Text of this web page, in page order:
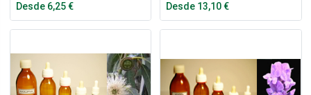
Desde 6,25€
Desde 13,10€